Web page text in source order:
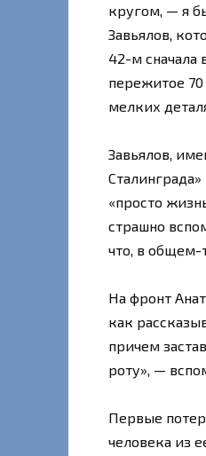
кругом, — я
Завьялов,
42-м сначала
пережитое
мелких
Завьялов,
«просто
страшно
что, в общем-
На фронт
как
причем
роту», —
Первые
человека из